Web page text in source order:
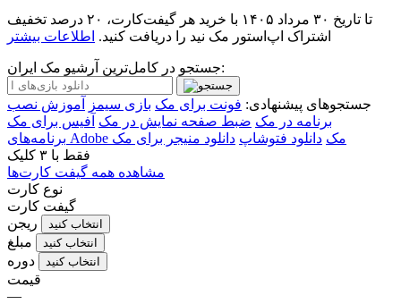
تا تاریخ ۳۰ مرداد ۱۴۰۵ با خرید هر گیفت‌کارت، ۲۰ درصد تخفیف
اشتراک اپ‌استور مک نید را دریافت کنید. اطلاعات بیشتر
جستجو در کامل‌ترین آرشیو مک ایران:
جستجوهای پیشنهادی: فونت برای مک بازی سیمز
آموزش نصب
برنامه در مک ضبط صفحه نمایش در مک آفیس برای مک
برنامه‌های Adobe مک دانلود فتوشاپ دانلود منیجر برای مک
فقط با ۳ کلیک
مشاهده همه گیفت کارت‌ها
نوع کارت
گیفت کارت
ریجن
انتخاب کنید
مبلغ انتخاب کنید
دوره انتخاب کنید
قیمت
—